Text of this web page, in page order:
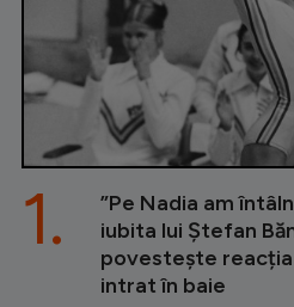
”Pe Nadia am
iubita lui Ștefan
povestește reacția
intrat în baie
1.